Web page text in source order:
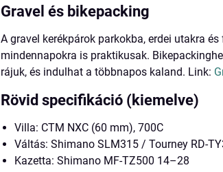
Gravel és bikepacking
A gravel kerékpárok parkokba, erdei utakra
mindennapokra is praktikusak.
rájuk, és indulhat a többnapos kaland. Link:
Rövid specifikáció (kiemelve)
Villa: CTM NXC (60 mm), 700C
Váltás: Shimano SLM315 / Tourney RD-
Kazetta: Shimano MF-TZ500 14–28